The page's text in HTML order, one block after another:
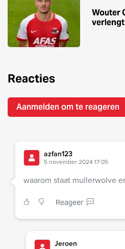
Wouter
Reacties
Aanmelden om te reageren
azfan123
5 november 2024 17:05
waarom staat mullerwolve
Reageer
Jeroen